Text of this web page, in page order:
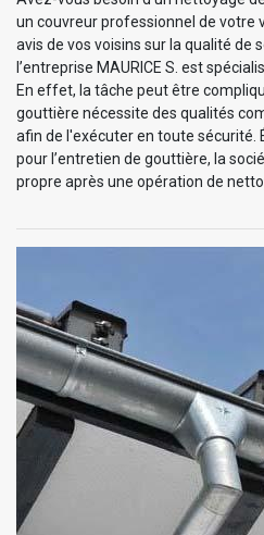
un couvreur professionnel de votre
avis de vos voisins sur la qualité de
l’entreprise MAURICE S. est
En effet, la tâche peut être
gouttière nécessite des qualités
afin de l'exécuter en toute sécurité.
pour l’entretien de gouttière, la
propre après une opération de